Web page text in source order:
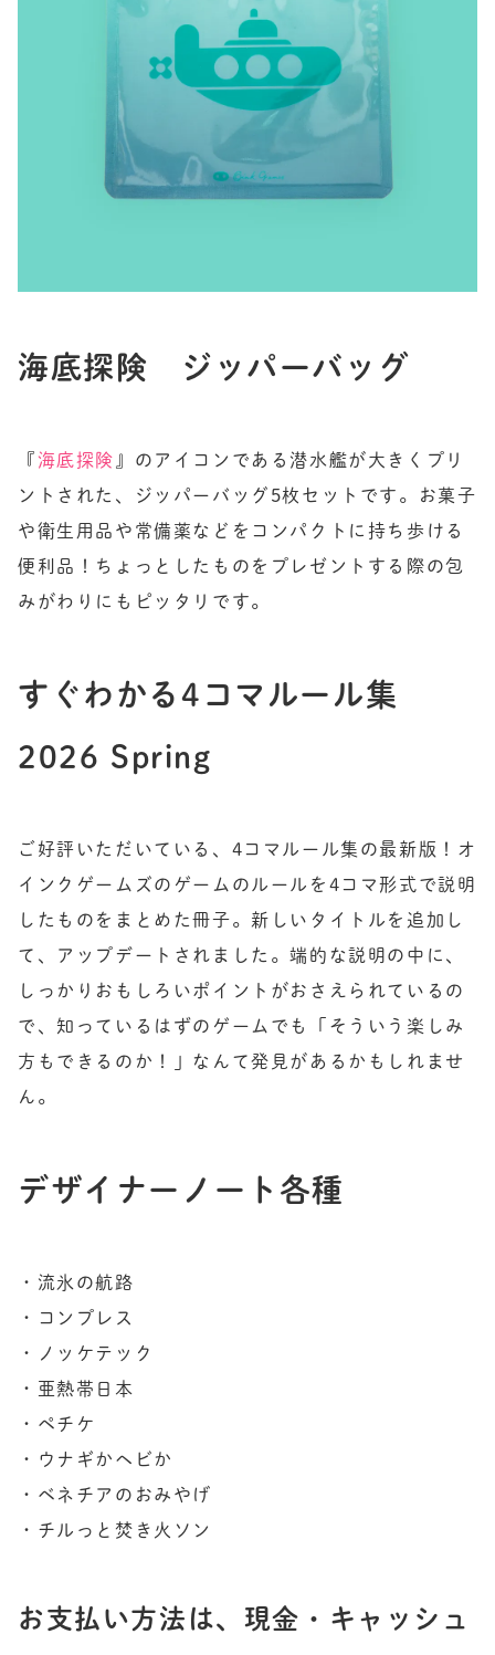
海底探険 ジッパーバッグ
『 海底探険 』のアイコンである潜水艦が大きくプリ
ントされた、ジッパーバッグ5枚セットです。お菓子
や衛生用品や常備薬などをコンパクトに持ち歩ける
便利品！ちょっとしたものをプレゼントする際の包
みがわりにもピッタリです。
すぐわかる4コマルール集
2026 Spring
ご好評いただいている、4コマルール集の最新版！オ
インクゲームズのゲームのルールを4コマ形式で説明
したものをまとめた冊子。新しいタイトルを追加し
て、アップデートされました。端的な説明の中に、
しっかりおもしろいポイントがおさえられているの
で、知っているはずのゲームでも「そういう楽しみ
方もできるのか！」なんて発見があるかもしれませ
ん。
デザイナーノート各種
・流氷の航路
・コンプレス
・ノッケテック
・亜熱帯日本
・ペチケ
・ウナギかヘビか
・ベネチアのおみやげ
・チルっと焚き火ソン
お支払い方法は、現金・キャッシュ